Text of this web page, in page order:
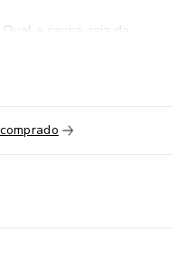
a causa-raiz da
Emocional?